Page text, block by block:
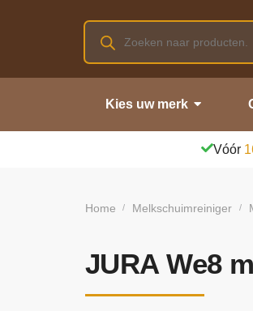
Kies uw merk
Vóór
Home / Melkschuimreiniger /
JURA We8